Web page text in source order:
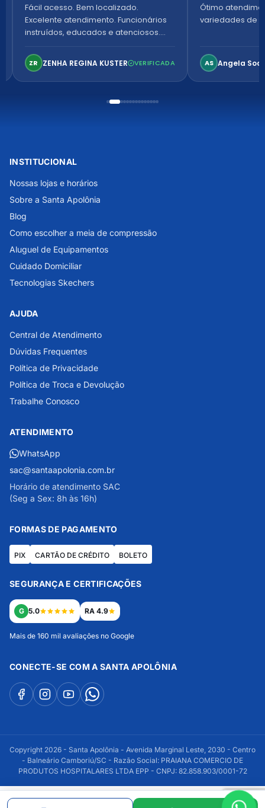
Fácil acesso. Bem localizado.
Excelente atendimento. Funcionários
instruídos, educados e atenciosos.
confortável. Perfeito!
ZR ZENHA REGINA KUSTER VERIFICADA
Ótimo
variedades de
AS Angela
INSTITUCIONAL
Nossas lojas e horários
Sobre a Santa Apolônia
Blog
Como escolher a meia de compressão
Aluguel de Equipamentos
Cuidado Domiciliar
Tecnologias Skechers
AJUDA
Central de Atendimento
Dúvidas Frequentes
Política de Privacidade
Política de Troca e Devolução
Trabalhe Conosco
ATENDIMENTO
WhatsApp
sac@santaapolonia.com.br
Horário de atendimento SAC
(Seg a Sex: 8h às 16h)
FORMAS DE PAGAMENTO
PIX CARTÃO DE CRÉDITO BOLETO
SEGURANÇA E CERTIFICAÇÕES
G 5.0 RA 4.9
Mais de 160 mil avaliações no Google
CONECTE-SE COM A SANTA APOLÔNIA
Copyright 2026 - Santa Apolônia - Avenida Marginal Leste, 2030 - Centro
- Balneário Camboriú/SC - Razão Social: PRAIANA COMERCIO DE
PRODUTOS HOSPITALARES LTDA EPP - CNPJ: 82.858.903/0001-72